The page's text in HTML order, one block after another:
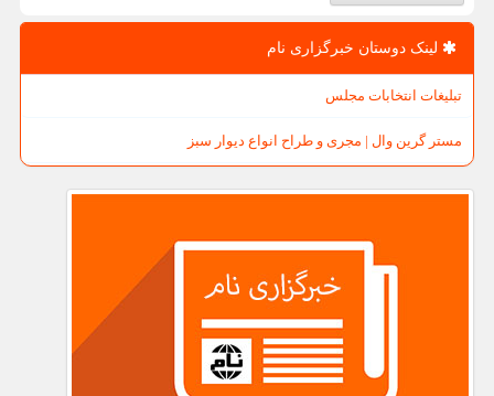
لینک دوستان خبرگزاری نام
تبلیغات انتخابات مجلس
مستر گرین وال | مجری و طراح انواع دیوار سبز